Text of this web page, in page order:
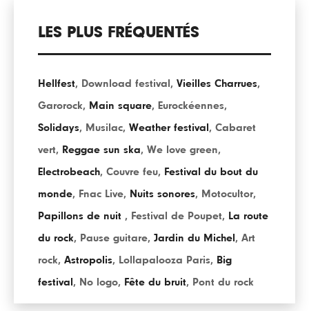
LES PLUS FRÉQUENTÉS
Hellfest, Download festival , Vieilles Charrues,
Garorock, Main square, Eurockéennes,
Solidays, Musilac, Weather festival , Cabaret
vert, Reggae sun ska, We love green,
Electrobeach, Couvre feu, Festival du bout du
monde, Fnac Live, Nuits sonores, Motocultor,
Papillons de nuit , Festival de Poupet, La route
du rock, Pause guitare, Jardin du Michel , Art
rock, Astropolis, Lollapalooza Paris, Big
festival , No logo, Fête du bruit, Pont du rock